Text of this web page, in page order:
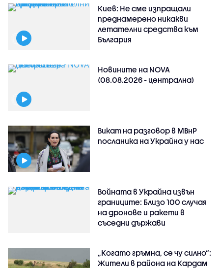
Киев: Не сме изпращали
преднамерено никакви
летателни средства към
България
Новините на NOVA
(08.08.2026 - централна)
Викат на разговор в МВнР
посланика на Украйна у нас
Войната в Украйна извън
границите: Близо 100 случая
на дронове и ракети в
съседни държави
„Когато гръмна, се чу силно“:
Жители в района на Кардам